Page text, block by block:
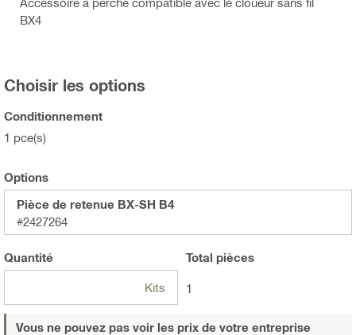
BX4
Choisir les options
Conditionnement
1 pce(s)
Options
Pièce de retenue BX-SH B4
#2427264
Quantité
Kits
Total pièces
1
Vous ne pouvez pas voir les prix de votre entreprise